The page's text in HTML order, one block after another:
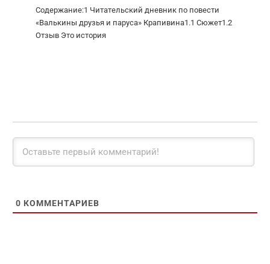
Содержание:1 Читательский дневник по повести
«Валькины друзья и паруса» Крапивина1.1 Сюжет1.2
Отзыв Это история
0 КОММЕНТАРИЕВ